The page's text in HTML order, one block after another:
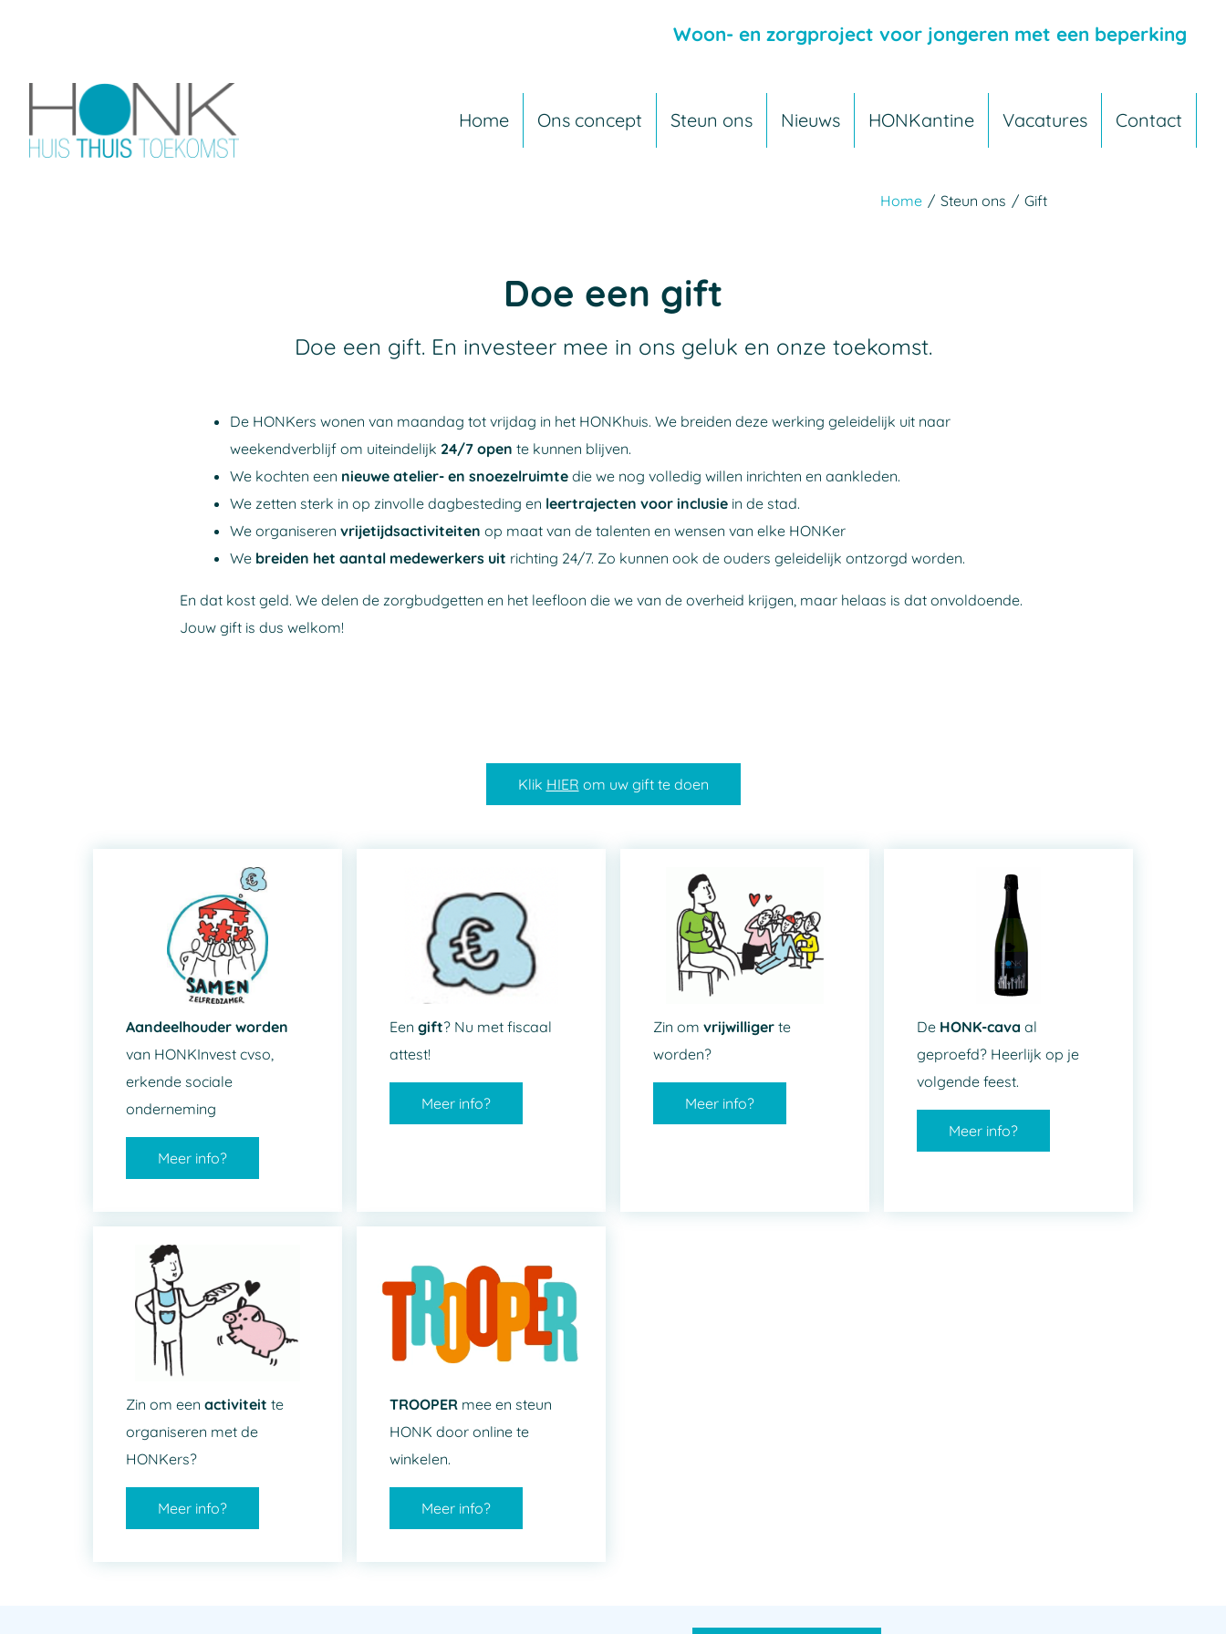
Woon- en zorgproject voor jongeren met een beperking
Home Ons concept Steun ons Nieuws HONKantine Vacatures Contact
Home / Steun ons / Gift
Doe een gift
Doe een gift. En investeer mee in ons geluk en onze toekomst.
De HONKers wonen van maandag tot vrijdag in het HONKhuis. We breiden deze werking geleidelijk uit naar
weekendverblijf om uiteindelijk 24/7 open te kunnen blijven.
We kochten een nieuwe atelier- en snoezelruimtedie we nog volledig willen inrichten en aankleden.
We zetten sterk in op zinvolle dagbesteding en leertrajecten voor inclusiein de stad.
We organiseren vrijetijdsactiviteiten op maat van de talenten en wensen van elke HONKer
We breiden het aantal medewerkers uit richting 24/7. Zo kunnen ook de ouders geleidelijk ontzorgd worden.
En dat kost geld. We delen de zorgbudgetten en het leefloon die we van de overheid krijgen, maar helaas is dat onvoldoende.
Jouw gift is dus welkom!
Klik HIER om uw gift te doen
Aandeelhouder worden
van HONKInvest cvso,
erkende sociale
onderneming
Meer info?
Een gift? Nu met fiscaal
attest!
Meer info?
Zin om vrijwilliger te
worden?
Meer info?
De HONK-cava al
geproefd? Heerlijk op je
volgende feest.
Meer info?
Zin om een activiteit te
organiseren met de
HONKers?
Meer info?
TROOPER mee en steun
HONK door online te
winkelen.
Meer info?